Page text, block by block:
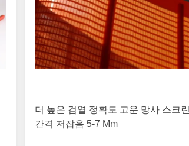
더 높은 검열 정확도 고운 망사 스크린
간격 저잡음 5-7 Mm